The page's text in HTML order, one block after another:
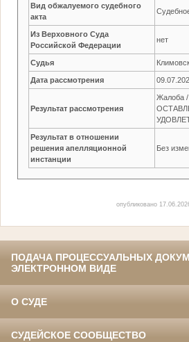
Вид обжалуемого судебного
акта
Из Верховного Суда
Российской Федерации
нет
Судья
Дата рассмотрения
Результат рассмотрения
Жалоба /
Результат в отношении
решения апелляционной
инстанции
Без
опубликовано
ПОДАЧА ПРОЦЕССУАЛЬНЫХ
ЭЛЕКТРОННОМ ВИДЕ
О СУДЕ
СУДЕЙСКОЕ СООБЩЕСТВО